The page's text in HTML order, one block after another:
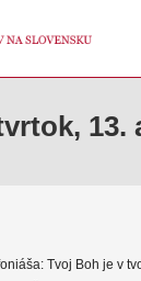
13.
Tvoj Boh je v